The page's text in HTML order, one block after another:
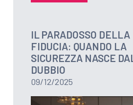
IL PARADOSSO DELLA
FIDUCIA: QUANDO LA
SICUREZZA NASCE DAL
DUBBIO
09/12/2025